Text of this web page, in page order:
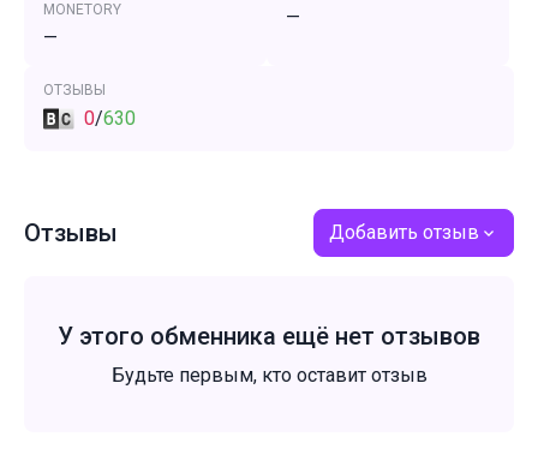
MONETORY
—
—
ОТЗЫВЫ
0/630
Отзывы Добавить отзыв
У этого обменника ещё нет отзывов
Будьте первым, кто оставит отзыв